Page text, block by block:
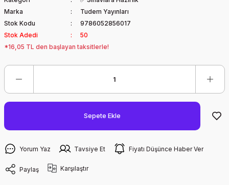
Marka
Tudem Yayınları
Stok Kodu
9786052856017
Stok Adedi
50
*16,05 TL den başlayan taksitlerle!
Sepete Ekle
Yorum Yaz Tavsiye Et Fiyatı Düşünce Haber Ver
Paylaş Karşılaştır